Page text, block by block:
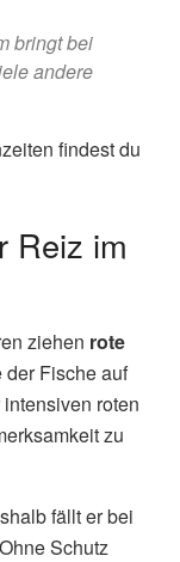
bringt bei
andere
findest du
Reiz im
ziehen rote
Fische auf
roten
zu
fällt er bei
Schutz